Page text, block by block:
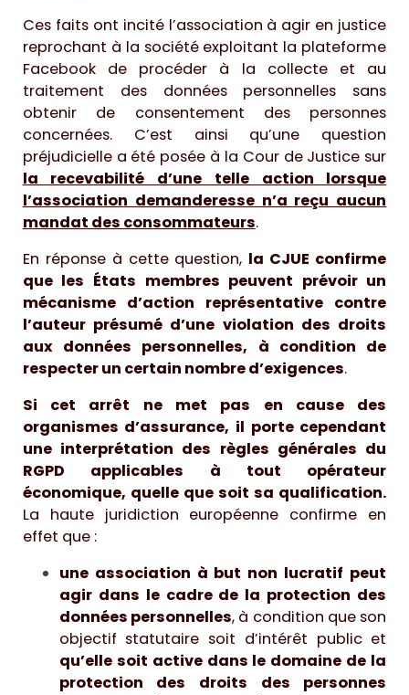
Ces faits ont incité l’association à agir en justice
reprochant à la société exploitant la plateforme
Facebook de procéder à la collecte et au
traitement des données personnelles sans
obtenir de consentement des personnes
concernées. C’est ainsi qu’une question
préjudicielle a été posée à la Cour de Justice sur
la recevabilité d’une telle action lorsque
l’association demanderesse n’a reçu aucun
mandat des consommateurs.
En réponse à cette question, la CJUE confirme
que les États membres peuvent prévoir un
mécanisme d’action représentative contre
l’auteur présumé d’une violation des droits
aux données personnelles, à condition de
respecter un certain nombre d’exigences.
Si cet arrêt ne met pas en cause des
organismes d’assurance, il porte cependant
une interprétation des règles générales du
RGPD applicables à tout opérateur
économique, quelle que soit sa qualification.
La haute juridiction européenne confirme en
effet que :
une association à but non lucratif peut
agir dans le cadre de la protection des
données personnelles, à condition que son
objectif statutaire soit d’intérêt public et
qu’elle soit active dans le domaine de la
protection des droits des personnes